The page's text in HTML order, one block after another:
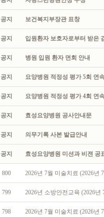
공지 보건복지부장관 표창
공지 입원환자 보호자로부터 받은
공지 병원 입원 환자 면회 안내
공지 요양병원 적정성 평가 5회 연
공지 요양병원 적정성 평가 4회 연
공지 효성요양병원 공사안내문
공지 의무기록 사본 발급안내
공지 효성요양병원 미션과 비젼 공
800 2026년 7월 미술치료 (2026년
799 2026년 소방안전교육 (2026년
798 2026년 7월 미술치료 (2026년